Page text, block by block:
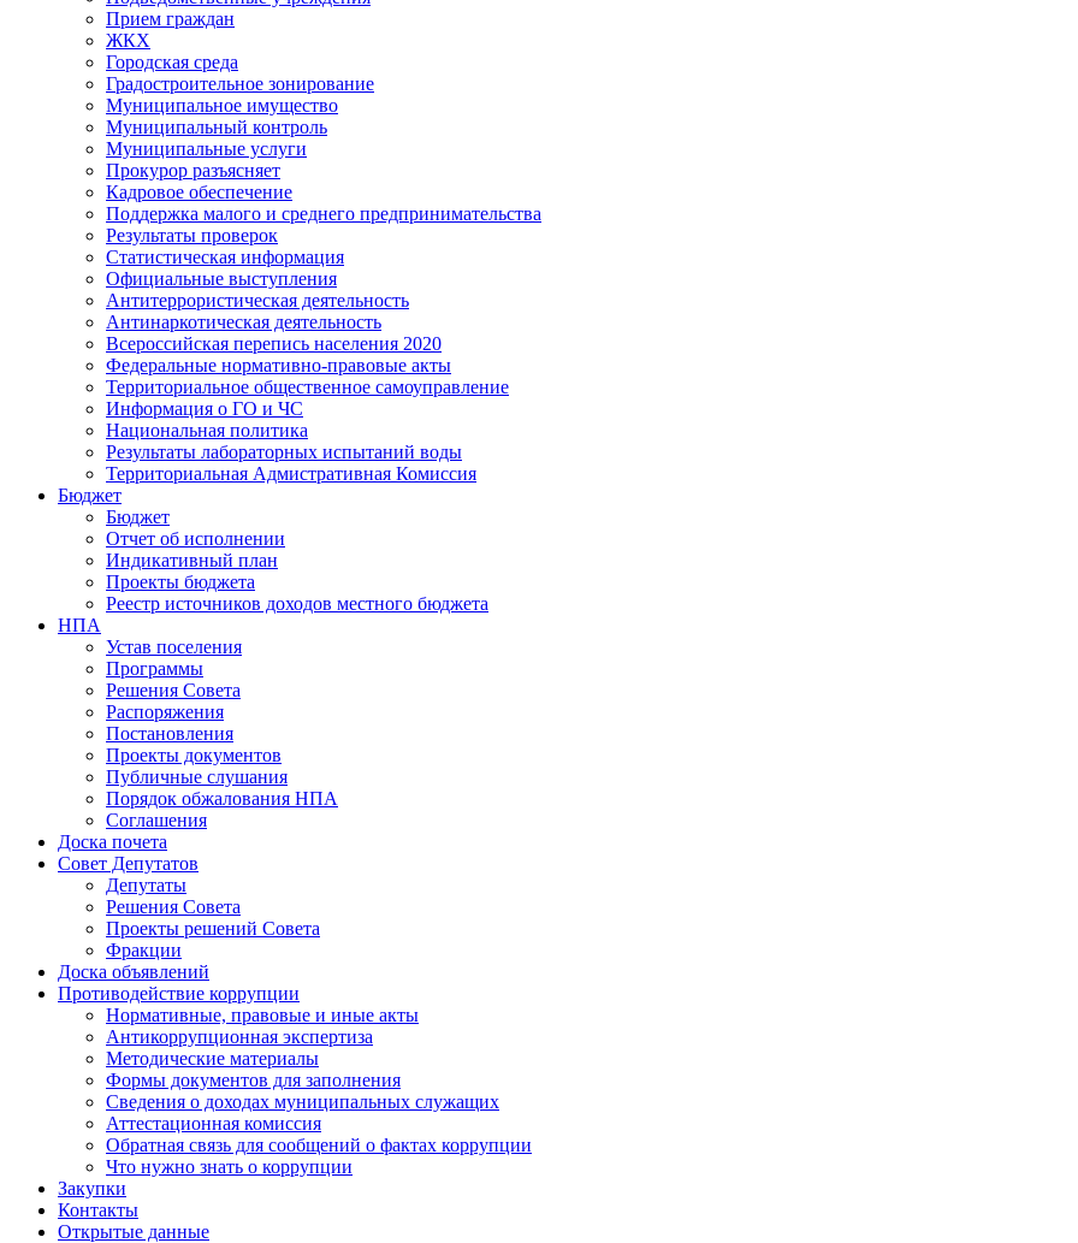
Прием граждан
ЖКХ
Городская среда
Градостроительное зонирование
Муниципальное имущество
Муниципальный контроль
Муниципальные услуги
Прокурор разъясняет
Кадровое обеспечение
Поддержка малого и среднего предпринимательства
Результаты проверок
Статистическая информация
Официальные выступления
Антитеррористическая деятельность
Антинаркотическая деятельность
Всероссийская перепись населения 2020
Федеральные нормативно-правовые акты
Территориальное общественное самоуправление
Информация о ГО и ЧС
Национальная политика
Результаты лабораторных испытаний воды
Территориальная Адмистративная Комиссия
Бюджет
Бюджет
Отчет об исполнении
Индикативный план
Проекты бюджета
Реестр источников доходов местного бюджета
НПА
Устав поселения
Программы
Решения Совета
Распоряжения
Постановления
Проекты документов
Публичные слушания
Порядок обжалования НПА
Соглашения
Доска почета
Совет Депутатов
Депутаты
Решения Совета
Проекты решений Совета
Фракции
Доска объявлений
Противодействие коррупции
Нормативные, правовые и иные акты
Антикоррупционная экспертиза
Методические материалы
Формы документов для заполнения
Сведения о доходах муниципальных служащих
Аттестационная комиссия
Обратная связь для сообщений о фактах коррупции
Что нужно знать о коррупции
Закупки
Контакты
Открытые данные